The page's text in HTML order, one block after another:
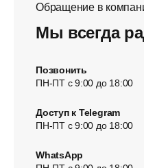
Обращение в
Мы всегда
Позвонить
ПН-ПТ с 9:00 до 18:00
Доступ к Telegram
ПН-ПТ с 9:00 до 18:00
WhatsApp